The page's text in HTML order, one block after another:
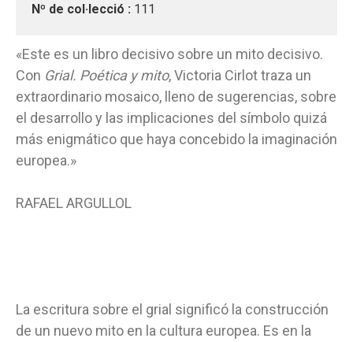
Nº de col·lecció : 111
«Este es un libro decisivo sobre un mito decisivo.
Con Grial. Poética y mito, Victoria Cirlot traza un
extraordinario mosaico, lleno de sugerencias, sobre
el desarrollo y las implicaciones del símbolo quizá
más enigmático que haya concebido la imaginación
europea.»
RAFAEL ARGULLOL
La escritura sobre el grial significó la construcción
de un nuevo mito en la cultura europea. Es en la